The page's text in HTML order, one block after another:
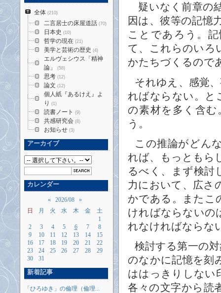
疑いなく前章の
因は、彼等の記憶
ことであろう。
て、これらのいろ
かたちづくるので
それゆえ、感覚
ればならない。と
の素材を多く含
う。
この推論がどん
れば、もっともら
るべく、まず検討
力において、広さ
かである。またこ
ければならないの
れなければならな
検討する第一の
のなかに記憶を刻
ははっきりしない
各々の文字から読
全体 (210)
二言居士の床屋道話 (70)
日本史 (10)
哲学の現在 (21)
美学と芸術の歴史 (4)
エルヴェシウス「精神
論」
(58)
思考 (12)
論文 (12)
個人紙『あるけえ』よ
り (1)
読書ノート (9)
共感研究会 (8)
お知らせ (3)
アーカイブ
カレンダー
« 2026/08
»
日
月 火 水 木 金
土
1
2
3 4 5 6 7
8
9
10 11 12 13 14
15
16
17 18 19 20 21
22
23
24 25 26 27 28
29
30
31
新着記事
「ひろゆき」の倫理（倫理...